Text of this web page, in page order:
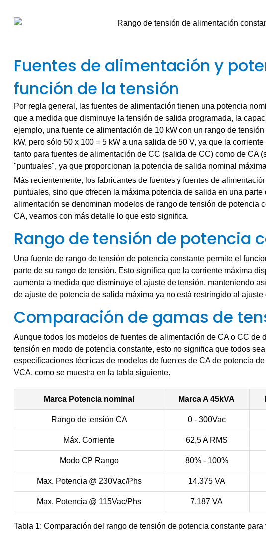
Fuentes de alimentación y
función de la tensión
Por regla general, las fuentes de alimentación tienen una potencia
que a medida que disminuye la tensión de salida programada, la
ejemplo, una fuente de alimentación de 10 kW con un rango de
kW, pero sólo 50 x 100 = 5 kW a una salida de 50 V, ya que la
tanto para fuentes de alimentación de CC (salida de CC) como de CA
"puntuales", ya que proporcionan la potencia de salida nominal
Más recientemente, los fabricantes de fuentes y fuentes de
puntuales, sino que ofrecen la máxima potencia de salida en una
alimentación se denominan modelos de rango de tensión de potencia
CA, veamos con más detalle lo que esto significa.
Rango de tensión de potencia
Una fuente de rango de tensión de potencia constante permite el
parte de su rango de tensión. Esto significa que la corriente máxima
aumenta a medida que disminuye el ajuste de tensión, manteniendo
de ajuste de potencia de salida máxima ya no está restringido al ajuste
Comparación de gamas de
Aunque todos los modelos de fuentes de alimentación de CA o CC
tensión en modo de potencia constante, esto no significa que todos
especificaciones técnicas de modelos de fuentes de CA de potencia
VCA, como se muestra en la tabla siguiente.
Marca Potencia nominal Marca A 45kVA
Rango de tensión CA 0 - 300Vac
Máx. Corriente 62,5 A RMS
Modo CP Rango 80% - 100%
Max. Potencia @ 230Vac/Phs 14.375 VA
Max. Potencia @ 115Vac/Phs 7.187 VA
Tabla 1: Comparación del rango de tensión de potencia constante